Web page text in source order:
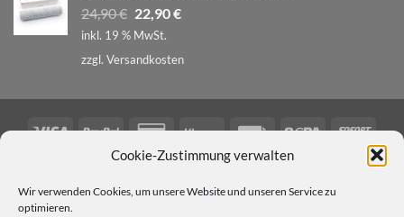
Cookie-Zustimmung verwalten
Wir verwenden Cookies, um unsere Website und unseren Service zu
optimieren.
24,90€ Ursprünglicher
Preis
24,90 €
22,90€Aktueller
22,90 €.
inkl. 19 % MwSt.
zzgl. Versandkosten
Visa PayPal
Credit
Card
Klarna RechungSepa
KONTAKT COOKIE-RICHTLINIE (EU)
Copyright 2026 ©Robo-Ersatzteile.de